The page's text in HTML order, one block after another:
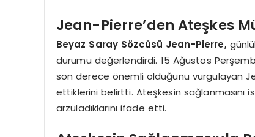
Jean-Pierre’den Ateşkes
Beyaz Saray Sözcüsü Jean-Pierre,
durumu değerlendirdi. 15 Ağustos
son derece önemli olduğunu vurgulayan
ettiklerini belirtti. Ateşkesin sağlanmasını
arzuladıklarını ifade etti.